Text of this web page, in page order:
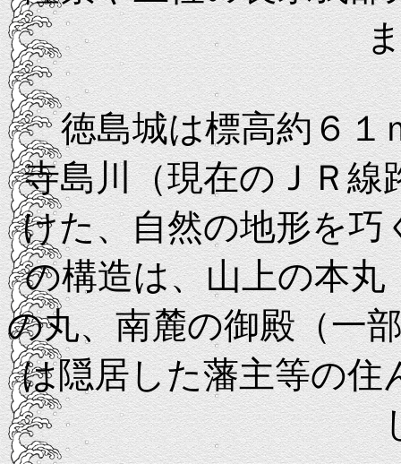
徳島城は標高約６１
寺島川（現在のＪＲ線
けた、自然の地形を巧
の構造は、山上の本丸
の丸、南麓の御殿（一
は隠居した藩主等の住